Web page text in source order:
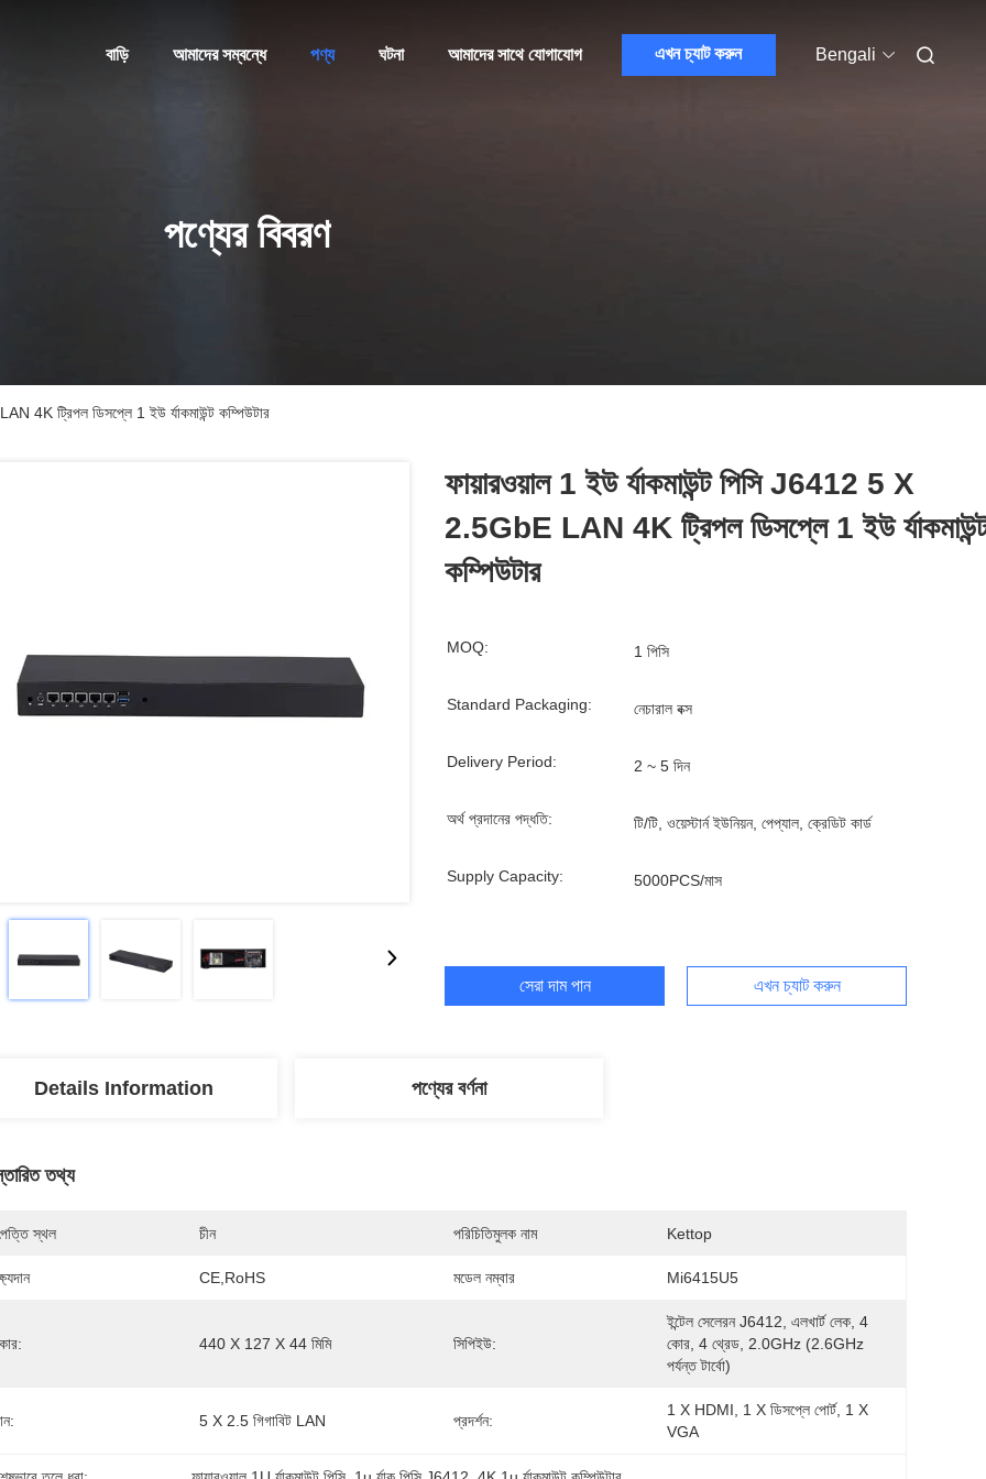
বাড়ি আমাদের সম্বন্ধে পণ্য ঘটনা আমাদের সাথে যোগাযোগ এখন চ্যাট করুন Bengali
পণ্যের বিবরণ
4K ট্রিপল ডিসপ্লে 1 ইউ র্যাকমাউন্ট কম্পিউটার
ফায়ারওয়াল 1 ইউ র্যাকমাউন্ট পিসি J6412 5 X
2.5GbE LAN 4K ট্রিপল ডিসপ্লে 1 ইউ
কম্পিউটার
MOQ: 1 পিসি
Standard Packaging: নেচারাল বক্স
Delivery Period: 2 ~ 5 দিন
অর্থ প্রদানের পদ্ধতি: টি/টি, ওয়েস্টার্ন ইউনিয়ন, পেপ্যাল, ক্রেডিট কার্ড
Supply Capacity: 5000PCS/মাস
সেরা দাম পান এখন চ্যাট করুন
Details Information পণ্যের বর্ণনা
তথ্য
স্থল চীন পরিচিতিমুলক নাম Kettop
CE,RoHS মডেল নম্বার Mi6415U5
440 X 127 X 44 মিমি সিপিইউ:
ইন্টেল সেলেরন J6412, এলখার্ট লেক, 4
কোর, 4 থ্রেড, 2.0GHz (2.6GHz
পর্যন্ত টার্বো)
5 X 2.5 গিগাবিট LAN প্রদর্শন:
1 X HDMI, 1 X ডিসপ্লে পোর্ট, 1 X
VGA